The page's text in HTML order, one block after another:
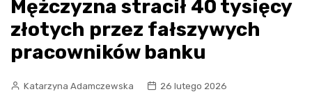
Mężczyzna stracił 40 tysięcy
złotych przez fałszywych
pracowników banku
Katarzyna Adamczewska
26 lutego 2026